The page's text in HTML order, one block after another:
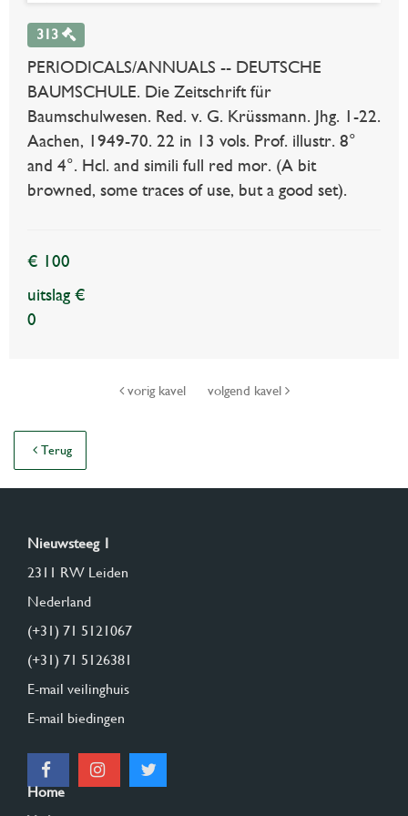
313
PERIODICALS/ANNUALS -- DEUTSCHE
BAUMSCHULE. Die Zeitschrift für
Baumschulwesen. Red. v. G. Krüssmann. Jhg. 1-22.
Aachen, 1949-70. 22 in 13 vols. Prof. illustr. 8°
and 4°. Hcl. and simili full red mor. (A bit
browned, some traces of use, but a good set).
€ 100
uitslag €
0
vorig kavel volgend kavel
Terug
Nieuwsteeg 1
2311 RW Leiden
Nederland
(+31) 71 5121067
(+31) 71 5126381
E-mail veilinghuis
E-mail biedingen
Home